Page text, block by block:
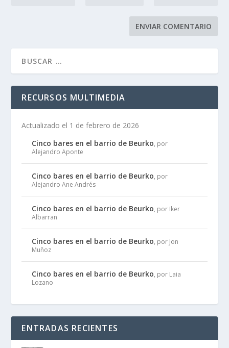
RECURSOS MULTIMEDIA
Actualizado el 1 de febrero de 2026
Cinco bares en el barrio de Beurko, por
Alejandro Aponte
Cinco bares en el barrio de Beurko, por
Alejandro Ane Andrés
Cinco bares en el barrio de Beurko, por Iker
Albarran
Cinco bares en el barrio de Beurko, por Jon
Muñoz
Cinco bares en el barrio de Beurko, por Laia
Lozano
ENTRADAS RECIENTES